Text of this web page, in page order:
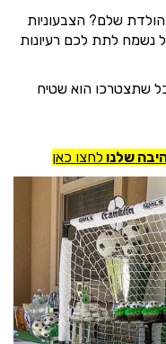
שלם? הצבעוניות
נשמח לתת לכם רעיונות
שתצטרכו הוא שטיח
שלנו לחצו כאן